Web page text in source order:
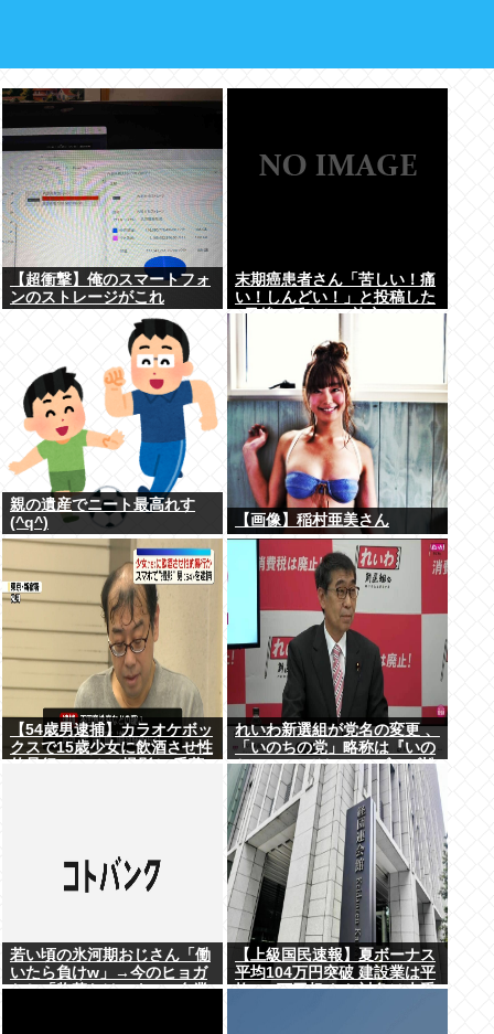
【超衝撃】俺のスマートフォ
ンのストレージがこれ
末期癌患者さん「苦しい！痛
い！しんどい！」と投稿した
5日後に穏やかに旅立つ
親の遺産でニート最高れす
(^q^)
【画像】稲村亜美さん
【54歳男逮捕】カラオケボッ
クスで15歳少女に飲酒させ性
れいわ新選組が党名の変更 、
「いのちの党」略称は『いの
ち』 SNSではTIM・ゴルゴ松
本に言及「ゴルゴ出馬確定」
「党首は決まり」
若い頃の氷河期おじさん「働
いたら負けw」→今のヒョガ
おじ「惣菜たけぇよ..」 自業
【上級国民速報】夏ボーナス
平均104万円突破 建設業は平
均200万円超 なお対象は大手